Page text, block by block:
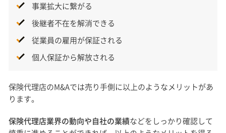
事業拡大に繋がる
後継者不在を解消できる
従業員の雇用が保証される
個人保証から解放される
保険代理店のM&Aでは売り手側に以上のようなメリットがあ
ります。
保険代理店業界の動向や自社の業績などをしっかり確認して